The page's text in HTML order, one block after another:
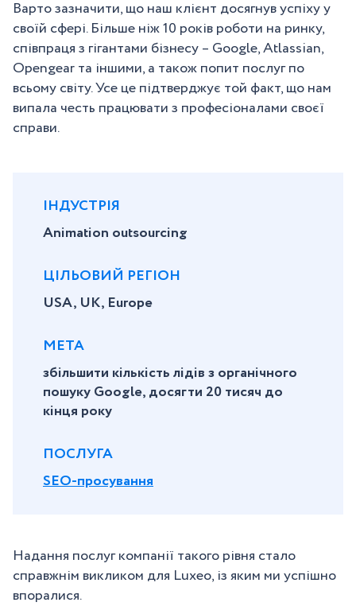
Варто зазначити, що наш клієнт досягнув успіху у
своїй сфері. Більше ніж 10 років роботи на ринку,
співпраця з гігантами бізнесу – Google, Atlassian,
Opengear та іншими, а також попит послуг по
всьому світу. Усе це підтверджує той факт, що нам
випала честь працювати з професіоналами своєї
справи.
ІНДУСТРІЯ
Animation outsourcing
ЦІЛЬОВИЙ РЕГІОН
USA, UK, Europe
МЕТА
збільшити кількість лідів з органічного
пошуку Google, досягти 20 тисяч до
кінця року
ПОСЛУГА
SEO-просування
Надання послуг компанії такого рівня стало
справжнім викликом для Luxeo, із яким ми успішно
впоралися.